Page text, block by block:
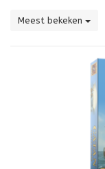
Meest bekeken